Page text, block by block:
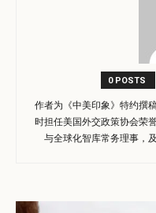
0 POSTS
作者为《中美印象》特约撰
时担任美国外交政策协会荣
与全球化智库常务理事，